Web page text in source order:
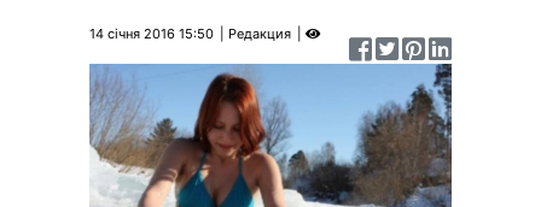
14 січня 2016 15:50 Редакция